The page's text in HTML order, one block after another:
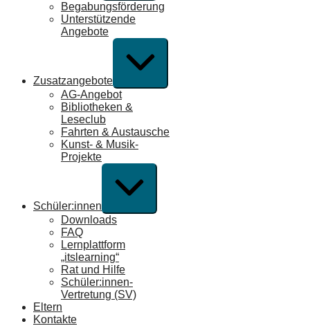
Begabungsförderung
Unterstützende
Angebote
Zusatzangebote
Erweitern
AG-Angebot
Bibliotheken &
Leseclub
Fahrten & Austausche
Kunst- & Musik-
Projekte
Schüler:innen
Erweitern
Downloads
FAQ
Lernplattform
„itslearning“
Rat und Hilfe
Schüler:innen-
Vertretung (SV)
Eltern
Kontakte